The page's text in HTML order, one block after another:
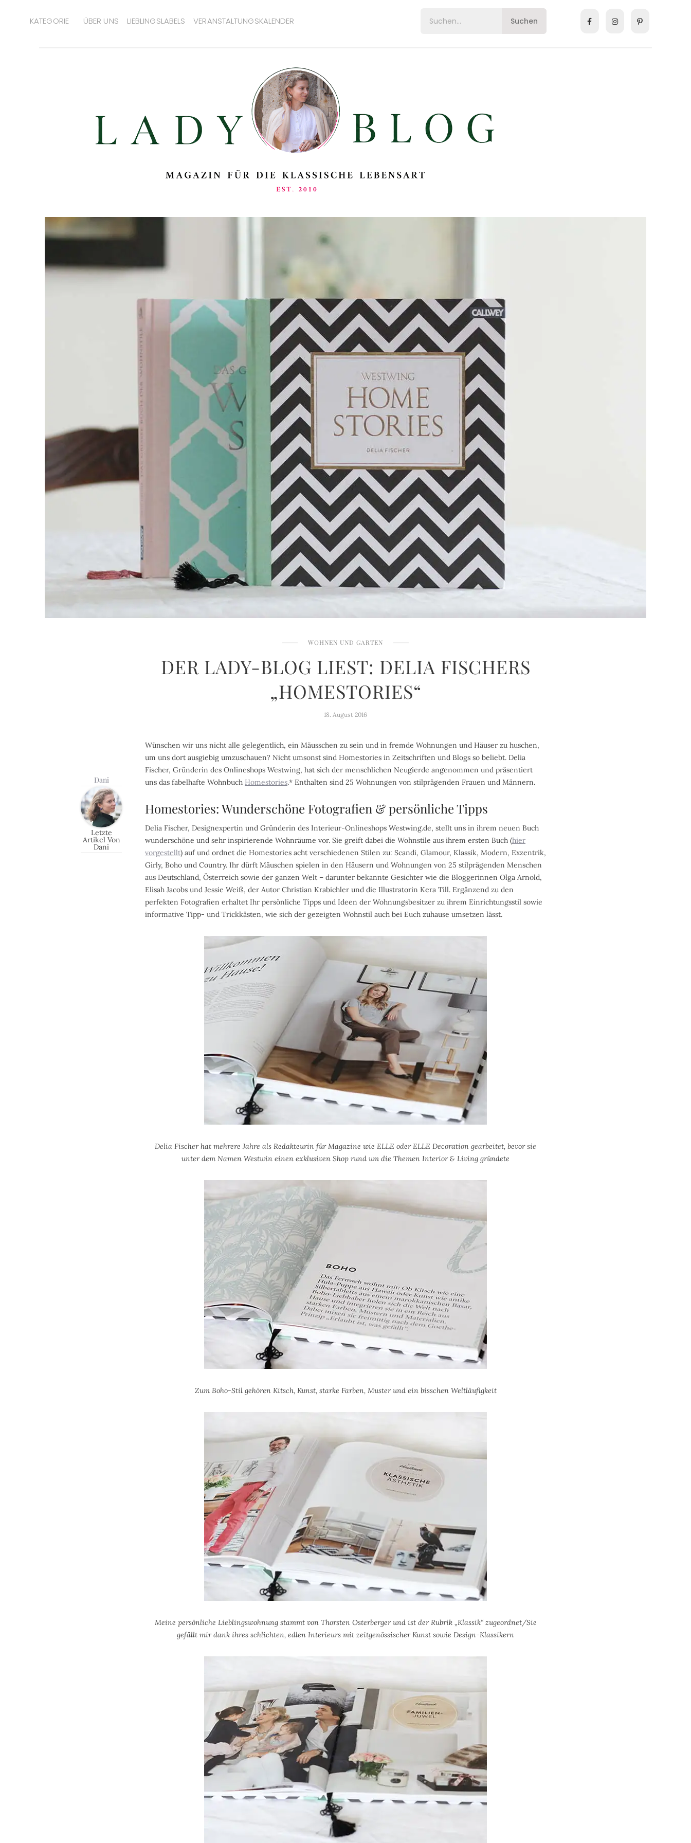
KATEGORIE ÜBER UNS LIEBLINGSLABELS VERANSTALTUNGSKALENDER Suchen
WOHNEN UND GARTEN
DER LADY-BLOG LIEST: DELIA FISCHERS
„HOMESTORIES“
18. August 2016
Dani
Letzte
Artikel Von
Dani
Wünschen wir uns nicht alle gelegentlich, ein Mäusschen zu sein und in fremde Wohnungen und Häuser zu huschen,
um uns dort ausgiebig umzuschauen? Nicht umsonst sind Homestories in Zeitschriften und Blogs so beliebt. Delia
Fischer, Gründerin des Onlineshops Westwing, hat sich der menschlichen Neugierde angenommen und präsentiert
uns das fabelhafte Wohnbuch Homestories.* Enthalten sind 25 Wohnungen von stilprägenden Frauen und Männern.
Homestories: Wunderschöne Fotografien & persönliche Tipps
Delia Fischer, Designexpertin und Gründerin des Interieur-Onlineshops Westwing.de, stellt uns in ihrem neuen Buch
wunderschöne und sehr inspirierende Wohnräume vor. Sie greift dabei die Wohnstile aus ihrem ersten Buch (hier
vorgestellt) auf und ordnet die Homestories acht verschiedenen Stilen zu: Scandi, Glamour, Klassik, Modern, Exzentrik,
Girly, Boho und Country. Ihr dürft Mäuschen spielen in den Häusern und Wohnungen von 25 stilprägenden Menschen
aus Deutschland, Österreich sowie der ganzen Welt – darunter bekannte Gesichter wie die Bloggerinnen Olga Arnold,
Elisah Jacobs und Jessie Weiß, der Autor Christian Krabichler und die Illustratorin Kera Till. Ergänzend zu den
perfekten Fotografien erhaltet Ihr persönliche Tipps und Ideen der Wohnungsbesitzer zu ihrem Einrichtungsstil sowie
informative Tipp- und Trickkästen, wie sich der gezeigten Wohnstil auch bei Euch zuhause umsetzen lässt.
Delia Fischer hat mehrere Jahre als Redakteurin für Magazine wie ELLE oder ELLE Decoration gearbeitet, bevor sie
unter dem Namen Westwin einen exklusiven Shop rund um die Themen Interior & Living gründete
Zum Boho-Stil gehören Kitsch, Kunst, starke Farben, Muster und ein bisschen Weltläufigkeit
Meine persönliche Lieblingswohnung stammt von Thorsten Osterberger und ist der Rubrik „Klassik“ zugeordnet/Sie
gefällt mir dank ihres schlichten, edlen Interieurs mit zeitgenössischer Kunst sowie Design-Klassikern